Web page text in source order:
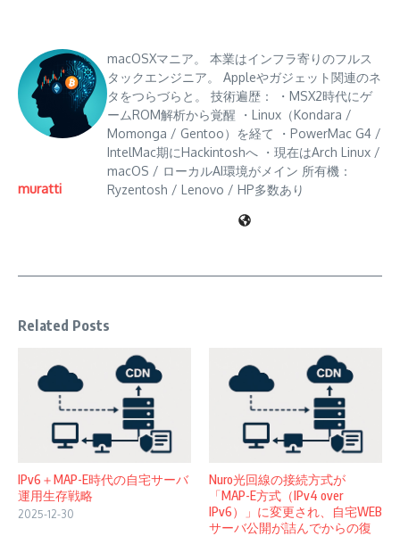
muratti
macOSXマニア。 本業はインフラ寄りのフルス
タックエンジニア。 Appleやガジェット関連のネ
タをつらづらと。 技術遍歴： ・MSX2時代にゲ
ームROM解析から覚醒 ・Linux（Kondara /
Momonga / Gentoo）を経て ・PowerMac G4 /
IntelMac期にHackintoshへ ・現在はArch Linux /
macOS / ローカルAI環境がメイン 所有機：
Ryzentosh / Lenovo / HP多数あり
Related Posts
IPv6＋MAP-E時代の自宅サーバ
運用生存戦略
2025-12-30
Nuro光回線の接続方式が
「MAP-E方式（IPv4 over
IPv6）」に変更され、自宅WEB
サーバ公開が詰んでからの復